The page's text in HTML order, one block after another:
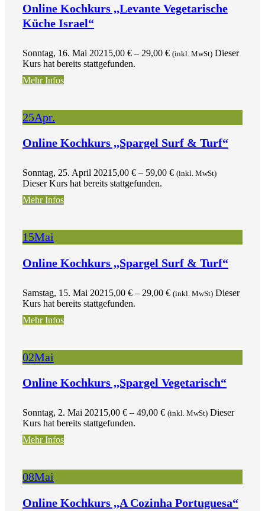
Online Kochkurs ,,Levante Vegetarische
Küche Israel“
Sonntag, 16. Mai 2021 5,00 € – 29,00 € (inkl. MwSt) Dieser
Kurs hat bereits stattgefunden.
Mehr Infos
25Apr.
Online Kochkurs ,,Spargel Surf & Turf“
Sonntag, 25. April 2021 5,00 € – 59,00 € (inkl. MwSt)
Dieser Kurs hat bereits stattgefunden.
Mehr Infos
15Mai
Online Kochkurs ,,Spargel Surf & Turf“
Samstag, 15. Mai 2021 5,00 € – 29,00 € (inkl. MwSt) Dieser
Kurs hat bereits stattgefunden.
Mehr Infos
02Mai
Online Kochkurs ,,Spargel Vegetarisch“
Sonntag, 2. Mai 2021 5,00 € – 49,00 € (inkl. MwSt) Dieser
Kurs hat bereits stattgefunden.
Mehr Infos
08Mai
Online Kochkurs ,,A Cozinha Portuguesa“